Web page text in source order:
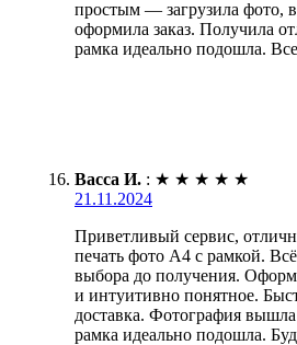
простым — загрузила фото,
оформила заказ. Получила
рамка идеально подошла.
Васса И. : ★ ★ ★ ★ ★
21.11.2024
Приветливый сервис,
печать фото А4 с рамкой.
выбора до получения.
и интуитивно понятное.
доставка. Фотография
рамка идеально подошла.